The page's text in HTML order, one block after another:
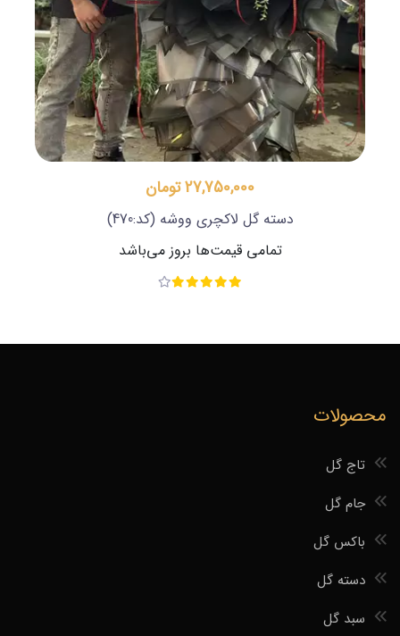
27,750,000 تومان
دسته گل لاکچری ووشه (کد:470)
تمامی قیمت‌ها بروز می‌باشد
محصولات
تاج گل
جام گل
باکس گل
دسته گل
سبد گل